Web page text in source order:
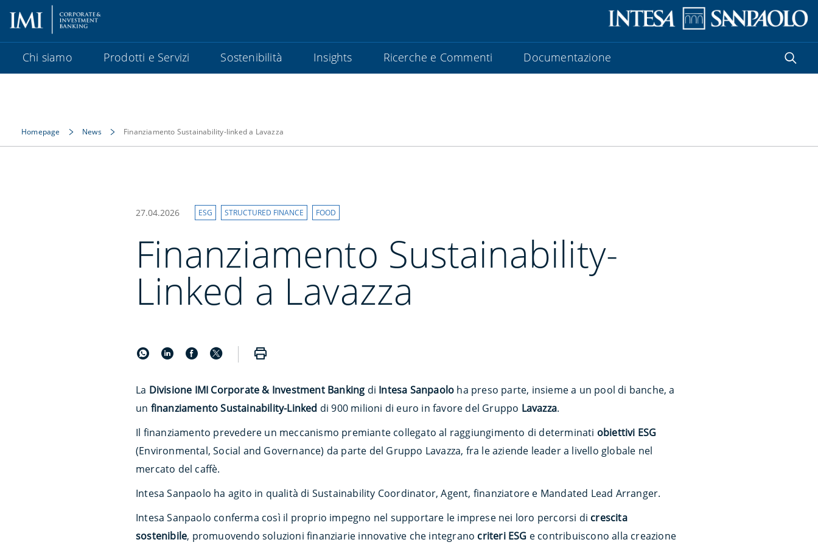
Chi siamo Prodotti e Servizi Sostenibilità Insights Ricerche e Commenti Documentazione
Homepage News Finanziamento Sustainability-linked a Lavazza
27.04.2026 ESG STRUCTURED FINANCE FOOD
Finanziamento Sustainability-
Linked a Lavazza
La Divisione IMI Corporate & Investment Banking di Intesa Sanpaolo ha preso parte, insieme a un pool di banche, a
un finanziamento Sustainability-Linked di 900 milioni di euro in favore del Gruppo Lavazza.
Il finanziamento prevedere un meccanismo premiante collegato al raggiungimento di determinati obiettivi ESG
(Environmental, Social and Governance) da parte del Gruppo Lavazza, fra le aziende leader a livello globale nel
mercato del caffè.
Intesa Sanpaolo ha agito in qualità di Sustainability Coordinator, Agent, finanziatore e Mandated Lead Arranger.
Intesa Sanpaolo conferma così il proprio impegno nel supportare le imprese nei loro percorsi di crescita
sostenibile, promuovendo soluzioni finanziarie innovative che integrano criteri ESG e contribuiscono alla creazione